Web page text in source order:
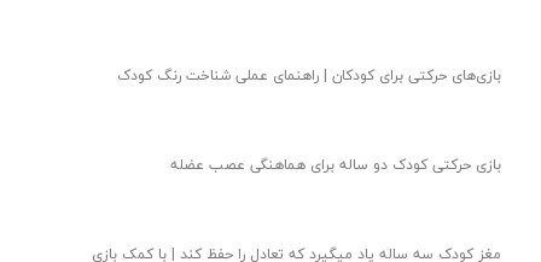
بازی‌های حرکتی برای کودکان | راهنمای عملی شناخت رنگ کودک
بازی حرکتی کودک دو ساله برای هماهنگی عصب عضله
مغز کودک سه ساله یاد میگیرد که تعادل را حفظ کند | با کمک بازی